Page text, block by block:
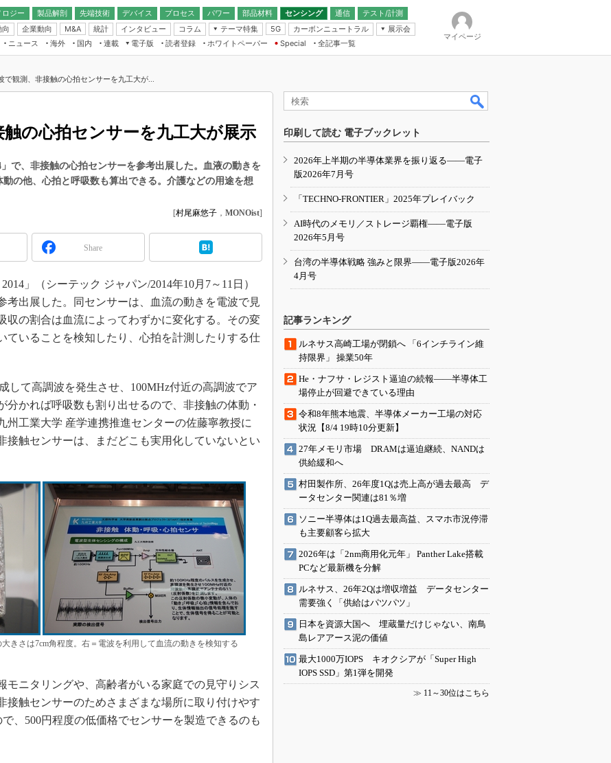
ジー 製品解剖
先端技術
デバイス
グ
ン
プロセス パワー 部品材料 センシング
通信
無線
テスト/計測
向
企業動向 M&A 統計 インタビュー コラム
テーマ特集
フィジカルAI
読者調査（EE Times Research）
IoT
エレクトロニクス入門（EDN
5G カーボンニュートラル
展示会
IoT・エッジコンピューティング
EXPO
TECHNO-FRONTIER
人とくるま展
ニュース 海外 国内
連載
バイス通信
界スコープ
前エンジニアの社会人大
起こったこと、次の10年
探るアジアの新トレンド
を知る
ジニア”が仕掛けた社内
180日
信
ト「未来展望」
れないエンジニア」の
動論
電子版
ブックレット
読者登録 ホワイトペーパー
Special
全記事一覧
マイページ
で観測、非接触の心拍センサーを九工大が...
の心拍センサーを九工大が展示
で、非接触の心拍センサーを参考出展した。血液の動きを
の他、心拍と呼吸数も算出できる。介護などの用途を想
[村尾麻悠子 ， MONOist]
Share
」（シーテック ジャパン/2014年10月7～11日）
考出展した。同センサーは、血流の動きを電波で見
収の割合は血流によってわずかに変化する。その変
ていることを検知したり、心拍を計測したりする仕
して高調波を発生させ、100MHz付近の高調波でア
分かれば呼吸数も割り出せるので、非接触の体動・
州工業大学 産学連携推進センターの佐藤寧教授に
接触センサーは、まだどこも実用化していないとい
きさは7cm角程度。右＝電波を利用して血流の動きを検知する
ニタリングや、高齢者がいる家庭での見守りシス
接触センサーのためさまざまな場所に取り付けやす
、500円程度の低価格でセンサーを製造できるのも
印刷して読む 電子ブックレット
2026年上半期の半導体業界を振り返る――電子
版2026年7月号
「TECHNO-FRONTIER」2025年プレイバック
AI時代のメモリ／ストレージ覇権――電子版
2026年5月号
台湾の半導体戦略 強みと限界――電子版2026年
4月号
記事ランキング
ルネサス高崎工場が閉鎖へ 「6インチライン維
持限界」 操業50年
He・ナフサ・レジスト逼迫の続報――半導体工
場停止が回避できている理由
令和8年熊本地震、半導体メーカー工場の対応
状況【8/4 19時10分更新】
27年メモリ市場 DRAMは逼迫継続、NANDは
供給緩和へ
村田製作所、26年度1Qは売上高が過去最高 デ
ータセンター関連は81％増
ソニー半導体は1Q過去最高益、スマホ市況停滞
も主要顧客ら拡大
2026年は「2nm商用化元年」 Panther Lake搭載
PCなど最新機を分解
ルネサス、26年2Qは増収増益 データセンター
需要強く「供給はパツパツ」
日本を資源大国へ 埋蔵量だけじゃない、南鳥
島レアアース泥の価値
最大1000万IOPS キオクシアが「Super High
IOPS SSD」第1弾を開発
≫ 11～30位はこちら